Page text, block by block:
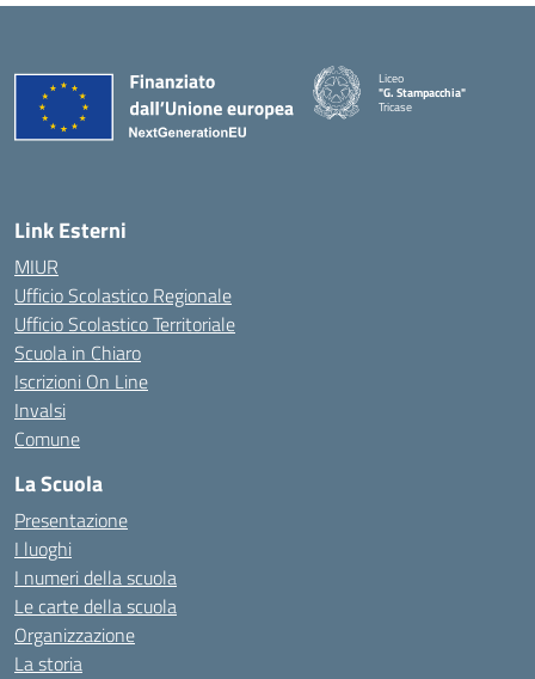
Liceo
"G. Stampacchia"
Tricase
Link Esterni
MIUR
Ufficio Scolastico Regionale
Ufficio Scolastico Territoriale
Scuola in Chiaro
Iscrizioni On Line
Invalsi
Comune
La Scuola
Presentazione
I luoghi
I numeri della scuola
Le carte della scuola
Organizzazione
La storia